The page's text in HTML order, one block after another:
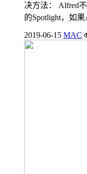
决方法： Alfred
的Spotlight，如
2019-06-15 MAC